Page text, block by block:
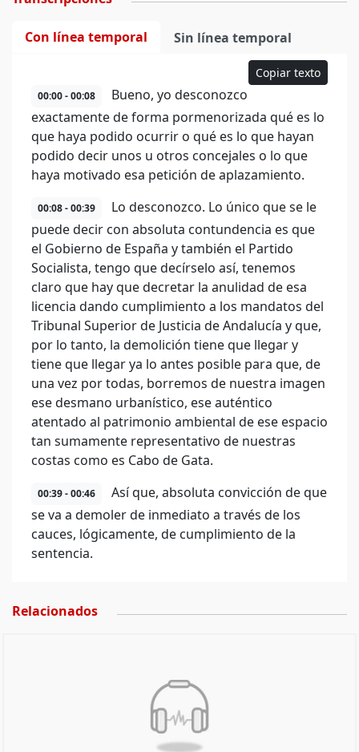
Con línea temporal Sin línea temporal
Copiar texto
00:00 - 00:08
Bueno, yo desconozco
exactamente de forma pormenorizada qué es lo
que haya podido ocurrir o qué es lo que hayan
podido decir unos u otros concejales o lo que
haya motivado esa petición de aplazamiento.
00:08 - 00:39
Lo desconozco. Lo único que se le
puede decir con absoluta contundencia es que
el Gobierno de España y también el Partido
Socialista, tengo que decírselo así, tenemos
claro que hay que decretar la anulidad de esa
licencia dando cumplimiento a los mandatos del
Tribunal Superior de Justicia de Andalucía y que,
por lo tanto, la demolición tiene que llegar y
tiene que llegar ya lo antes posible para que, de
una vez por todas, borremos de nuestra imagen
ese desmano urbanístico, ese auténtico
atentado al patrimonio ambiental de ese espacio
tan sumamente representativo de nuestras
costas como es Cabo de Gata.
00:39 - 00:46
Así que, absoluta convicción de que
se va a demoler de inmediato a través de los
cauces, lógicamente, de cumplimiento de la
sentencia.
Relacionados